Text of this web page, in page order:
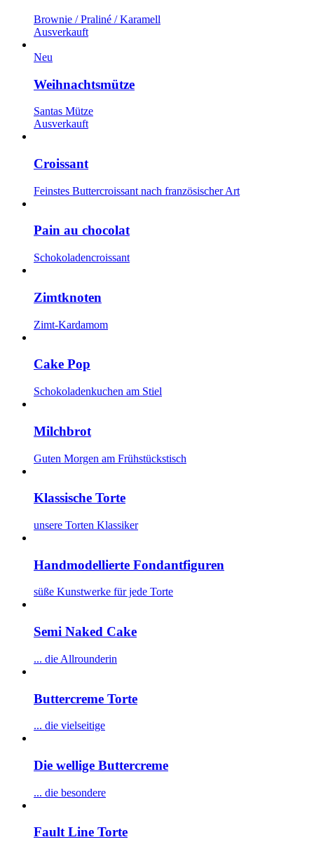
Brownie / Praliné / Karamell
Ausverkauft
Neu
Weihnachtsmütze
Santas Mütze
Ausverkauft
Croissant
Feinstes Buttercroissant nach französischer Art
Pain au chocolat
Schokoladencroissant
Zimtknoten
Zimt-Kardamom
Cake Pop
Schokoladenkuchen am Stiel
Milchbrot
Guten Morgen am Frühstückstisch
Klassische Torte
unsere Torten Klassiker
Handmodellierte Fondantfiguren
süße Kunstwerke für jede Torte
Semi Naked Cake
... die Allrounderin
Buttercreme Torte
... die vielseitige
Die wellige Buttercreme
... die besondere
Fault Line Torte